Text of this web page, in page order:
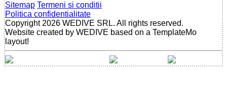
Sitemap Termeni si conditii
Politica confidentialitate
Copyright 2026 WEDIVE SRL. All rights reserved.
Website created by WEDIVE based on a TemplateMo
layout!